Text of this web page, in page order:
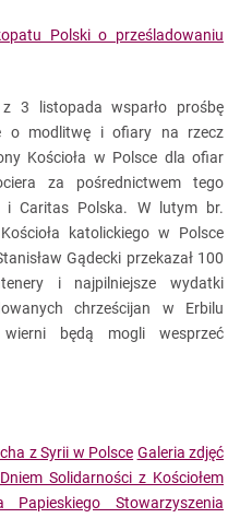
Polski o prześladowaniu
3 listopada wsparło prośbę
o modlitwę i ofiary na rzecz
Kościoła w Polsce dla ofiar
za pośrednictwem tego
i Caritas Polska. W lutym br.
katolickiego w Polsce
Gądecki przekazał 100
i najpilniejsze wydatki
chrześcijan w Erbilu
będą mogli wesprzeć
z Syrii w Polsce Galeria zdjęć
Solidarności z Kościołem
Papieskiego Stowarzyszenia